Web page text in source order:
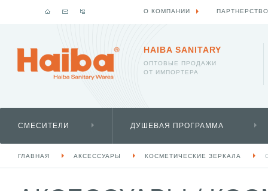
HAIBA SANITARY
ОПТОВЫЕ ПРОДАЖИ
ОТ ИМПОРТЕРА
СМЕСИТЕЛИ ДУШЕВАЯ ПРОГРАММА
ГЛАВНАЯ АКСЕССУАРЫ КОСМЕТИЧЕСКИЕ ЗЕРКАЛА
О КОМПАНИИ ПАРТНЕРСТВО